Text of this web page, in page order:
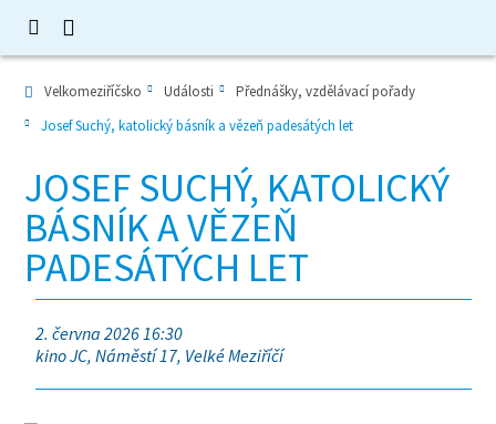
Velkomeziříčsko Události
Přednášky, vzdělávací pořady
Josef Suchý, katolický básník a vězeň padesátých let
JOSEF SUCHÝ, KATOLICKÝ
BÁSNÍK A VĚZEŇ
PADESÁTÝCH LET
2. června 2026 16:30
kino JC, Náměstí 17, Velké Meziříčí